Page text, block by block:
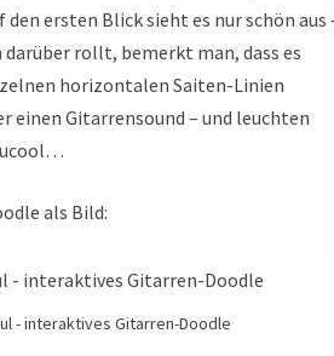
ersten Blick sieht es nur schön aus
darüber rollt, bemerkt man, dass es
horizontalen Saiten-Linien
einen Gitarrensound – und leuchten
als Bild:
- interaktives Gitarren-Doodle